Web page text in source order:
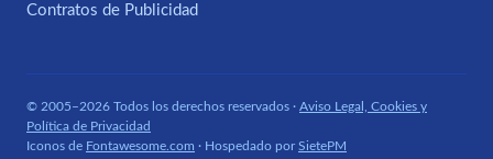
Contratos de Publicidad
© 2005–2026 Todos los derechos reservados · Aviso Legal, Cookies y
Política de Privacidad
Iconos de Fontawesome.com · Hospedado porSietePM